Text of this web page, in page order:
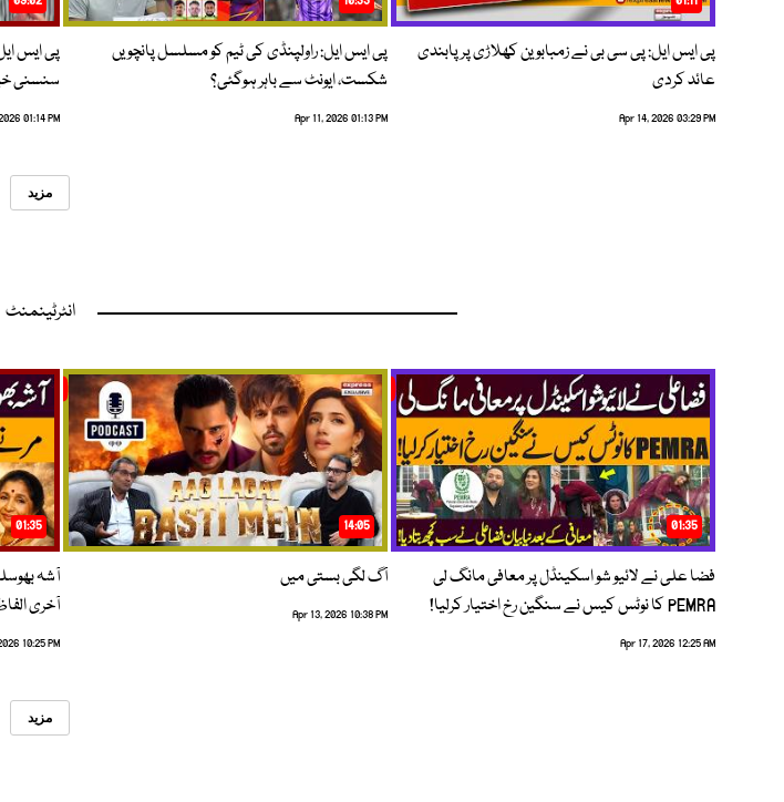
پی ایس ایل: پی سی بی نے زمبابوین کھلاڑی پر پابندی
عائد کردی
Apr 14, 2026 03:29 PM
پی ایس ایل: راولپنڈی کی ٹیم کو مسلسل پانچویں
شکست، ایونٹ سے باہر ہوگئی؟
Apr 11, 2026 01:13 PM
سنسنی
01:14 PM
مزید
انٹرٹینمنٹ
01:35
فضا علی نے لائیو شو اسکینڈل پر معافی مانگ لی
PEMRA کا نوٹس کیس نے سنگین رخ اختیار کرلیا!
Apr 17, 2026 12:25 AM
14:05
آگ لگی بستی میں
Apr 13, 2026 10:38 PM
01:35
آشہ
آخری
10:25 PM
مزید